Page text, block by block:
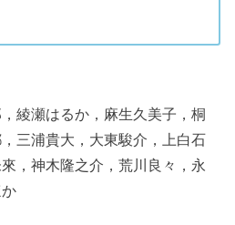
綾瀬はるか，麻生久美子，桐
三浦貴大，大東駿介，上白石
，神木隆之介，荒川良々，永